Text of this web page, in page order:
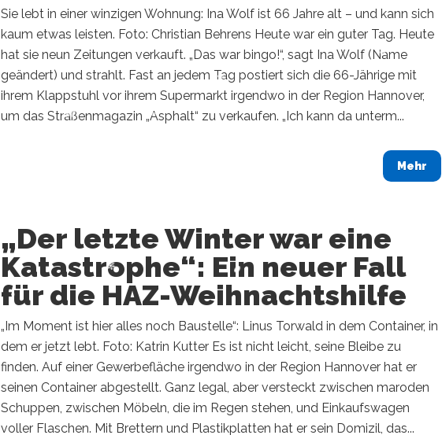
Sie lebt in einer winzigen Wohnung: Ina Wolf ist 66 Jahre alt – und kann sich
kaum etwas leisten. Foto: Christian Behrens Heute war ein guter Tag. Heute
hat sie neun Zeitungen verkauft. „Das war bingo!“, sagt Ina Wolf (Name
geändert) und strahlt. Fast an jedem Tag postiert sich die 66-Jährige mit
ihrem Klappstuhl vor ihrem Supermarkt irgendwo in der Region Hannover,
um das Straßenmagazin „Asphalt“ zu verkaufen. „Ich kann da unterm...
Mehr
„Der letzte Winter war eine
Katastrophe“: Ein neuer Fall
für die HAZ-Weihnachtshilfe
„Im Moment ist hier alles noch Baustelle“: Linus Torwald in dem Container, in
dem er jetzt lebt. Foto: Katrin Kutter Es ist nicht leicht, seine Bleibe zu
finden. Auf einer Gewerbefläche irgendwo in der Region Hannover hat er
seinen Container abgestellt. Ganz legal, aber versteckt zwischen maroden
Schuppen, zwischen Möbeln, die im Regen stehen, und Einkaufswagen
voller Flaschen. Mit Brettern und Plastikplatten hat er sein Domizil, das...